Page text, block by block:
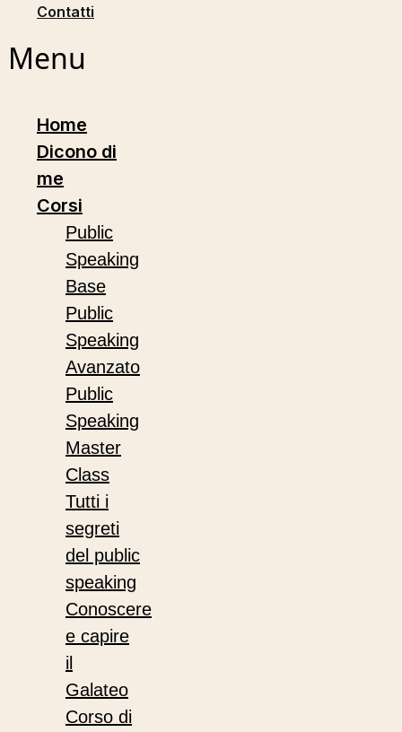
Contatti
Menu
Home
Dicono di
me
Corsi
Public
Speaking
Base
Public
Speaking
Avanzato
Public
Speaking
Master
Class
Tutti i
segreti
del public
speaking
Conoscere
e capire
il
Galateo
Corso di